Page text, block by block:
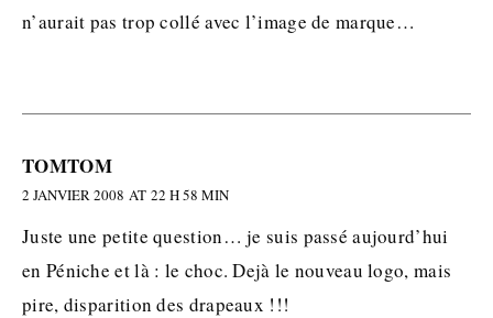
n’aurait pas trop collé avec l’image de marque…
TOMTOM
2 JANVIER 2008 AT 22 H 58 MIN
Juste une petite question… je suis passé aujourd’hui
en Péniche et là : le choc. Dejà le nouveau logo, mais
pire, disparition des drapeaux !!!